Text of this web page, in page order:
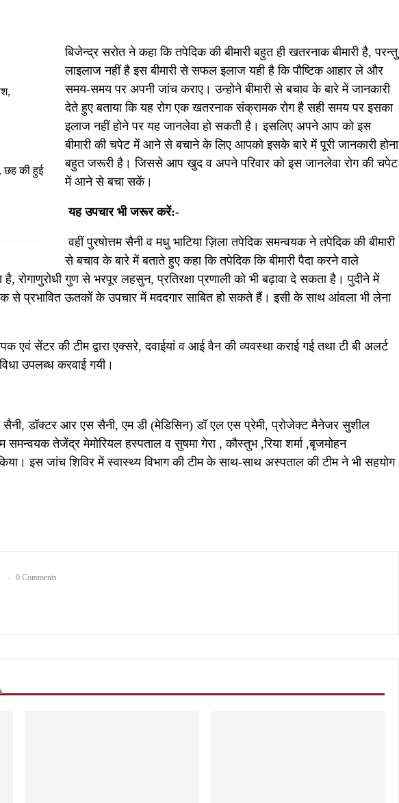
छह की हुई
बिजेन्द्र सरोत ने कहा कि तपेदिक की बीमारी बहुत ही खतरनाक बीमारी है, परन्तु
लाइलाज नहीं है इस बीमारी से सफल इलाज यही है कि पौष्टिक आहार ले और
समय-समय पर अपनी जांच कराए। उन्होने बीमारी से बचाव के बारे में जानकारी
देते हुए बताया कि यह रोग एक खतरनाक संक्रामक रोग है सही समय पर इसका
इलाज नहीं होने पर यह जानलेवा हो सकती है। इसलिए अपने आप को इस
बीमारी की चपेट में आने से बचाने के लिए आपको इसके बारे में पूरी जानकारी होना
बहुत जरूरी है। जिससे आप खुद व अपने परिवार को इस जानलेवा रोग की चपेट
में आने से बचा सकें।
यह उपचार भी जरूर करें:-
वहीं पुरषोत्तम सैनी व मधु भाटिया ज़िला तपेदिक समन्वयक ने तपेदिक की बीमारी
से बचाव के बारे में बताते हुए कहा कि तपेदिक कि बीमारी पैदा करने वाले
रोगाणुरोधी गुण से भरपूर लहसुन, प्रतिरक्षा प्रणाली को भी बढ़ावा दे सकता है। पुदीने में
से प्रभावित ऊतकों के उपचार में मददगार साबित हो सकते हैं। इसी के साथ आंवला भी लेना
एवं सेंटर की टीम द्वारा एक्सरे, दवाईयां व आई वैन की व्यवस्था कराई गई तथा टी बी अलर्ट
उपलब्ध करवाई गयी।
डॉक्टर आर एस सैनी, एम डी (मेडिसिन) डॉ एल एस प्रेमी, प्रोजेक्ट मैनेजर सुशील
समन्वयक तेजेंद्र मेमोरियल हस्पताल व सुषमा गेरा , कौस्तुभ ,रिया शर्मा ,बृजमोहन
इस जांच शिविर में स्वास्थ्य विभाग की टीम के साथ-साथ अस्पताल की टीम ने भी सहयोग
0 Comments